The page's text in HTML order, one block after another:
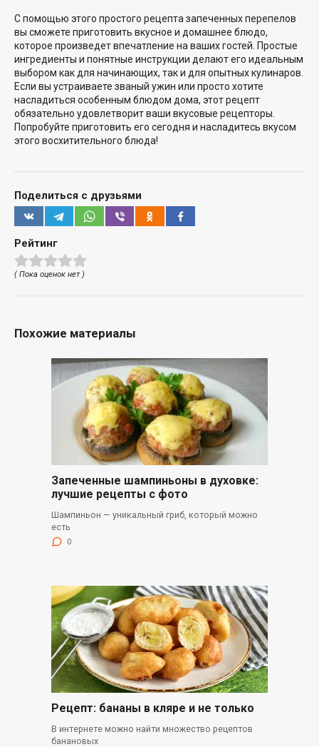
С помощью этого простого рецепта запеченных перепелов
вы сможете приготовить вкусное и домашнее блюдо,
которое произведет впечатление на ваших гостей. Простые
ингредиенты и понятные инструкции делают его идеальным
выбором как для начинающих, так и для опытных кулинаров.
Если вы устраиваете званый ужин или просто хотите
насладиться особенным блюдом дома, этот рецепт
обязательно удовлетворит ваши вкусовые рецепторы.
Попробуйте приготовить его сегодня и насладитесь вкусом
этого восхитительного блюда!
Поделиться с друзьями
Рейтинг
( Пока оценок нет )
Похожие материалы
Запеченные шампиньоны в духовке:
лучшие рецепты с фото
Шампиньон — уникальный гриб, который можно
есть
0
Рецепт: бананы в кляре и не только
В интернете можно найти множество рецептов
банановых